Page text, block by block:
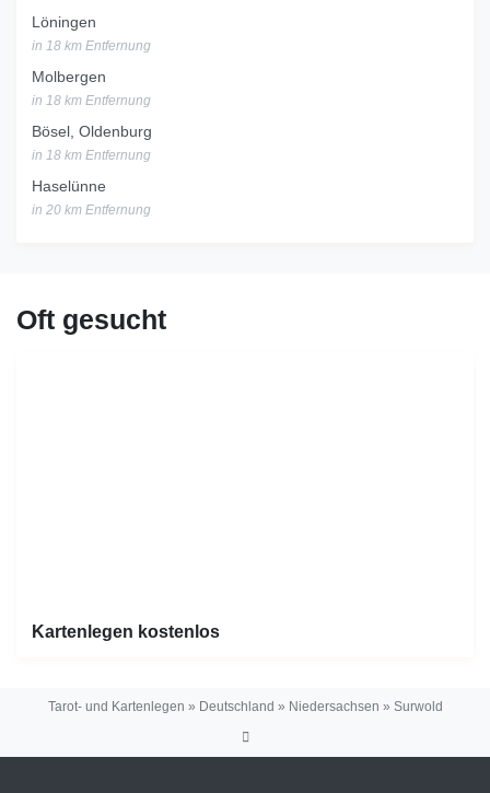
Löningen
in 18 km Entfernung
Molbergen
in 18 km Entfernung
Bösel, Oldenburg
in 18 km Entfernung
Haselünne
in 20 km Entfernung
Oft gesucht
Kartenlegen kostenlos
Tarot- und Kartenlegen » Deutschland » Niedersachsen » Surwold